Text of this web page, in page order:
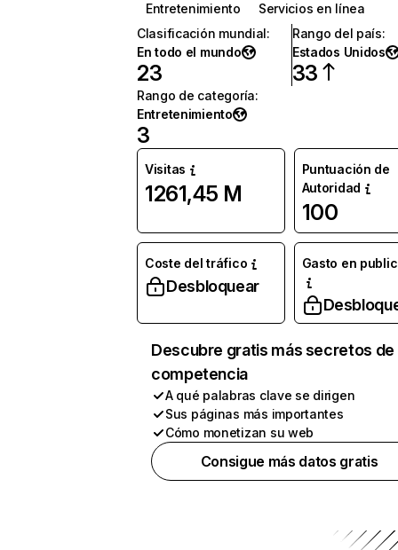
Entretenimiento
Servicios en línea
Clasificación mundial:
En todo el mundo
23
Rango del país:
Estados Unidos
33
Rango de categoría:
Entretenimiento
3
Visitas
1261,45 M
Puntuación de
Autoridad
100
Coste del tráfico
Desbloquear
Gasto en
Descubre gratis más secretos de
competencia
A qué palabras clave se dirigen
Sus páginas más importantes
Cómo monetizan su web
Consigue más datos gratis